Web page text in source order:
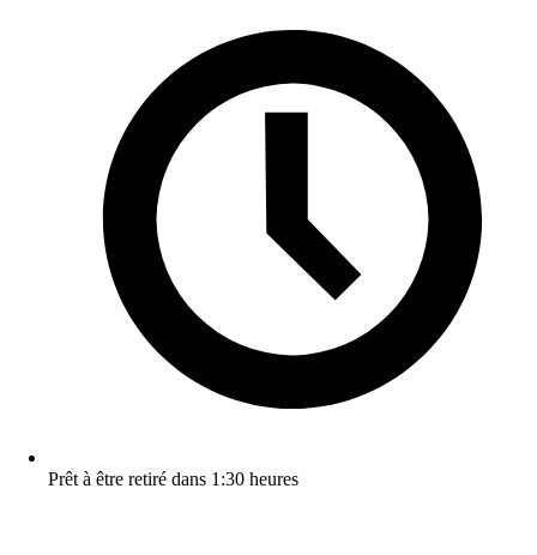
Prêt à être retiré dans 1:30 heures